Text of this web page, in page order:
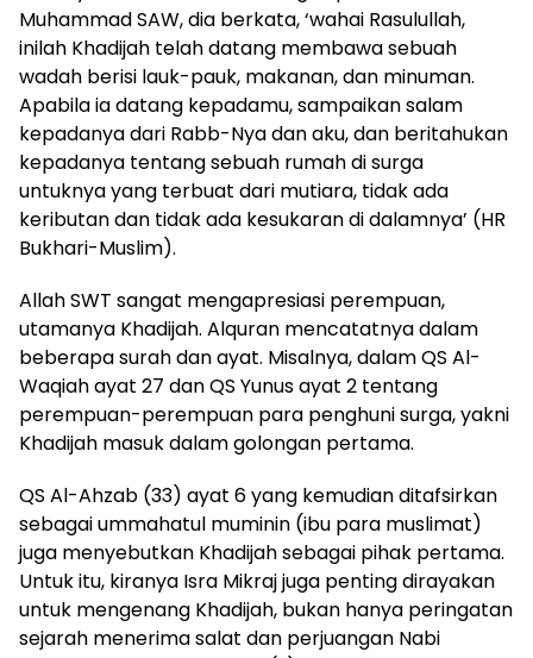
Muhammad SAW, dia berkata, ‘wahai Rasulullah,
inilah Khadijah telah datang membawa sebuah
wadah berisi lauk-pauk, makanan, dan minuman.
Apabila ia datang kepadamu, sampaikan salam
kepadanya dari Rabb-Nya dan aku, dan beritahukan
kepadanya tentang sebuah rumah di surga
untuknya yang terbuat dari mutiara, tidak ada
keributan dan tidak ada kesukaran di dalamnya’ (HR
Bukhari-Muslim).
Allah SWT sangat mengapresiasi perempuan,
utamanya Khadijah. Alquran mencatatnya dalam
beberapa surah dan ayat. Misalnya, dalam QS Al-
Waqiah ayat 27 dan QS Yunus ayat 2 tentang
perempuan-perempuan para penghuni surga, yakni
Khadijah masuk dalam golong­an pertama.
QS Al-Ahzab (33) ayat 6 yang kemudian ditafsirkan
sebagai ummahatul muminin (ibu para muslimat)
juga menyebutkan Khadijah sebagai pihak pertama.
Untuk itu, kiranya Isra Mikraj juga penting dirayakan
untuk mengenang Khadijah, bukan hanya peringatan
sejarah menerima salat dan perjuangan Nabi